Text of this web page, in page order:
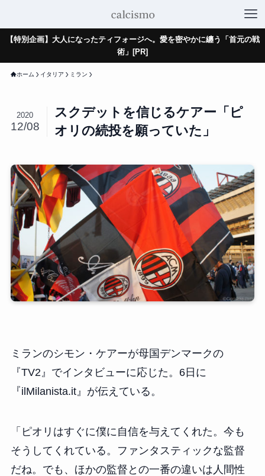
【特別企画】大人になったティフォージへ。愛を密やかに纏う「首元の戦
術」[PR]
ホーム イタリア ミラン
スクデットを信じるケアー「ピ
オリの続投を願っていた」
2020
12/08
ミランのシモン・ケアーが母国デンマークの
『TV2』でインタビューに応じた。6日に
『ilMilanista.it』が伝えている。
「ピオリはすぐに僕に自信を与えてくれた。今も
そうしてくれている。ファンタスティックな監督
だね。でも、ほかの監督との一番の違いは人間性